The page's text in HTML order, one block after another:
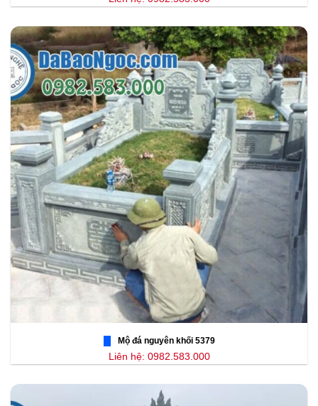
Mộ đá nguyên khối 5379
Liên hệ: 0982.583.000